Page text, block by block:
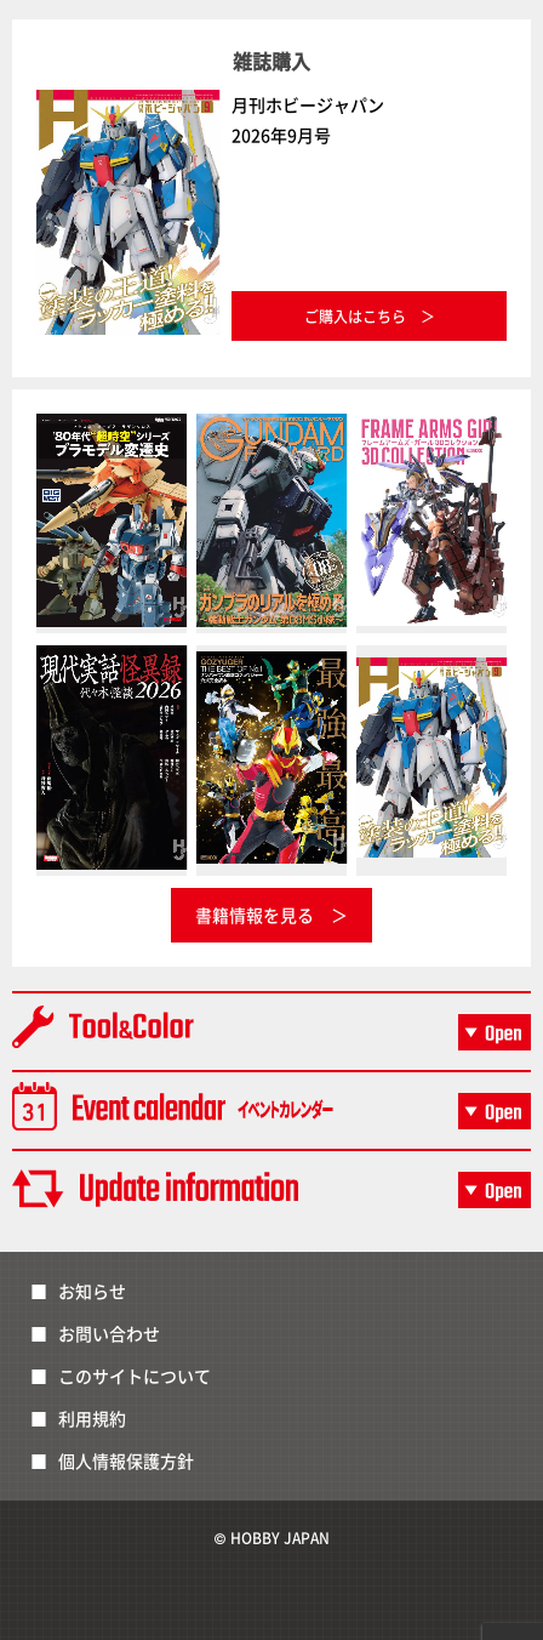
雑誌購入
月刊ホビージャパン
2026年9月号
ご購入はこちら
書籍情報を見る
お知らせ
お問い合わせ
このサイトについて
利用規約
個人情報保護方針
© HOBBY JAPAN